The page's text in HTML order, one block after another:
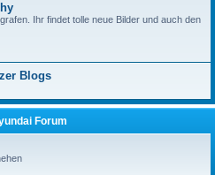
Ihr findet tolle neue Bilder und auch den
Blogs
Forum